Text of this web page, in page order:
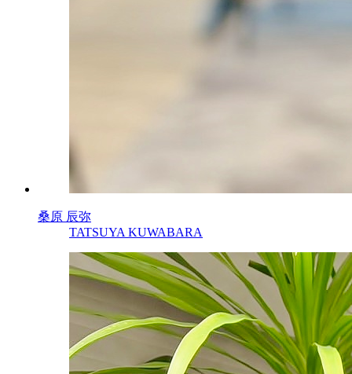
桑原 辰弥
TATSUYA KUWABARA